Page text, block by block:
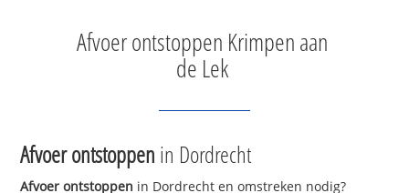
Afvoer ontstoppen Krimpen aan
de Lek
Afvoer ontstoppen in Dordrecht
Afvoer ontstoppen in Dordrecht en omstreken nodig?